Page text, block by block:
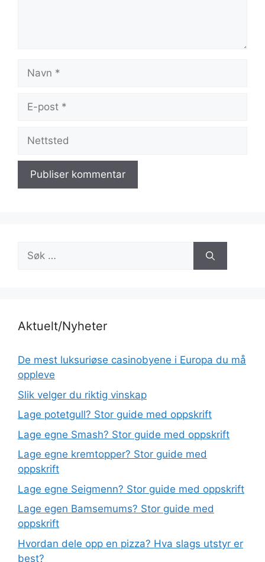
Navn
Nettsted
Søk
etter:
Aktuelt/Nyheter
De mest luksuriøse casinobyene i Europa du må
oppleve
Slik velger du riktig vinskap
Lage potetgull? Stor guide med oppskrift
Lage egne Smash? Stor guide med oppskrift
Lage egne kremtopper? Stor guide med
oppskrift
Lage egne Seigmenn? Stor guide med oppskrift
Lage egen Bamsemums? Stor guide med
oppskrift
Hvordan dele opp en pizza? Hva slags utstyr er
best?